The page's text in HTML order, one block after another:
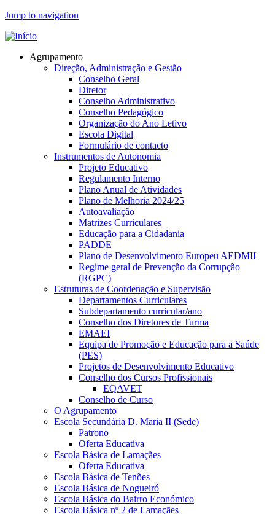
Jump to navigation
Agrupamento
Direção, Administração e Gestão
Conselho Geral
Diretor
Conselho Administrativo
Conselho Pedagógico
Organização do Ano Letivo
Escola Digital
Formulário de contacto
Instrumentos de Autonomia
Projeto Educativo
Regulamento Interno
Plano Anual de Atividades
Plano de Melhoria 2024/25
Autoavaliação
Matrizes Curriculares
Educação para a Cidadania
PADDE
Plano de Desenvolvimento Europeu AEDMII
Regime geral de Prevenção da Corrupção
(RGPC)
Estruturas de Coordenação e Supervisão
Departamentos Curriculares
Subdepartamento curricular/ano
Conselho dos Diretores de Turma
EMAEI
Equipa de Promoção e Educação para a Saúde
(PES)
Projetos de Desenvolvimento Educativo
Conselho dos Cursos Profissionais
EQAVET
Conselho de Curso
O Agrupamento
Escola Secundária D. Maria II (Sede)
Patrono
Oferta Educativa
Escola Básica de Lamaçães
Oferta Educativa
Escola Básica de Tenões
Escola Básica de Nogueiró
Escola Básica do Bairro Económico
Escola Básica nº 2 de Lamaçães